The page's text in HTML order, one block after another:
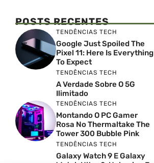
POSTS RECENTES
TENDÊNCIAS TECH
Google Just Spoiled The
Pixel 11: Here Is Everything
To Expect
TENDÊNCIAS TECH
A Verdade Sobre O 5G
Ilimitado
TENDÊNCIAS TECH
Montando O PC Gamer
Rosa No Thermaltake The
Tower 300 Bubble Pink
TENDÊNCIAS TECH
Galaxy Watch 9 E Galaxy